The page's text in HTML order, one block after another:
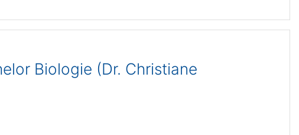
Biologie (Dr. Christiane